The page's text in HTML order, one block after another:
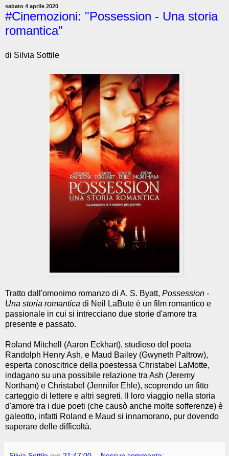
sabato 4 aprile 2020
#Cinemozioni: "Possession - Una storia
romantica"
di Silvia Sottile
Tratto dall'omonimo romanzo di A. S. Byatt, Possession -
Una storia romantica di Neil LaBute è un film romantico e
passionale in cui si intrecciano due storie d'amore tra
presente e passato.
Roland Mitchell (Aaron Eckhart), studioso del poeta
Randolph Henry Ash, e Maud Bailey (Gwyneth Paltrow),
esperta conoscitrice della poestessa Christabel LaMotte,
indagano su una possibile relazione tra Ash (Jeremy
Northam) e Christabel (Jennifer Ehle), scoprendo un fitto
carteggio di lettere e altri segreti. Il loro viaggio nella storia
d'amore tra i due poeti (che causò anche molte sofferenze) è
galeotto, infatti Roland e Maud si innamorano, pur dovendo
superare delle difficoltà.